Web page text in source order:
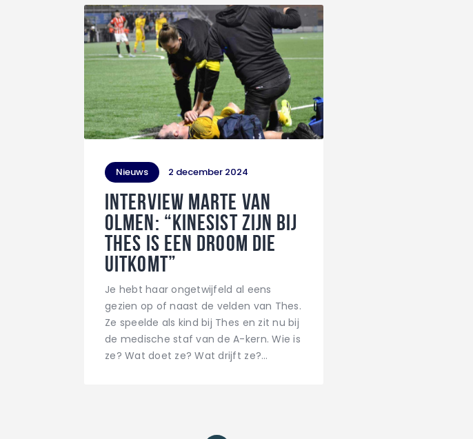
Nieuws 2 december 2024
Interview Marte Van
Olmen: “Kinesist zijn bij
THES is een droom die
uitkomt”
Je hebt haar ongetwijfeld al eens
gezien op of naast de velden van Thes.
Ze speelde als kind bij Thes en zit nu bij
de medische staf van de A-kern. Wie is
ze? Wat doet ze? Wat drijft ze?…